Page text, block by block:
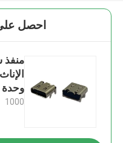
احصل
1000